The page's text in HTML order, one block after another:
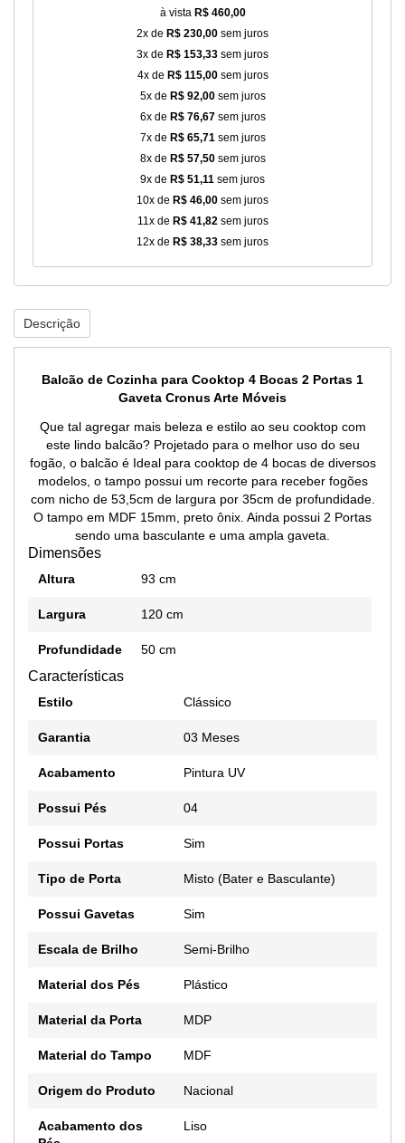
à vista R$ 460,00
2x de R$ 230,00 sem juros
3x de R$ 153,33 sem juros
4x de R$ 115,00sem juros
5x de R$ 92,00sem juros
6x de R$ 76,67sem juros
7x de R$ 65,71sem juros
8x de R$ 57,50sem juros
9x de R$ 51,11 sem juros
10x de R$ 46,00 sem juros
11x de R$ 41,82sem juros
12x de R$ 38,33 sem juros
Descrição
Balcão de Cozinha para Cooktop 4 Bocas 2 Portas 1
Gaveta Cronus Arte Móveis
Que tal agregar mais beleza e estilo ao seu cooktop com
este lindo balcão? Projetado para o melhor uso do seu
fogão, o balcão é Ideal para cooktop de 4 bocas de diversos
modelos, o tampo possui um recorte para receber fogões
com nicho de 53,5cm de largura por 35cm de profundidade.
O tampo em MDF 15mm, preto ônix. Ainda possui 2 Portas
sendo uma basculante e uma ampla gaveta.
Dimensões
Altura 93 cm
Largura 120 cm
Profundidade 50 cm
Características
Estilo Clássico
Garantia 03 Meses
Acabamento Pintura UV
Possui Pés 04
Possui Portas Sim
Tipo de Porta Misto (Bater e Basculante)
Possui Gavetas Sim
Escala de Brilho Semi-Brilho
Material dos Pés Plástico
Material da Porta MDP
Material do Tampo MDF
Origem do Produto Nacional
Acabamento dos
Liso